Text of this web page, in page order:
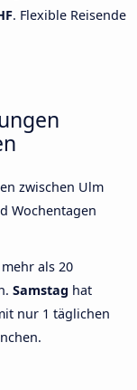
. Flexible Reisende
zwischen Ulm
Wochentagen
als 20
Samstag hat
nur 1 täglichen